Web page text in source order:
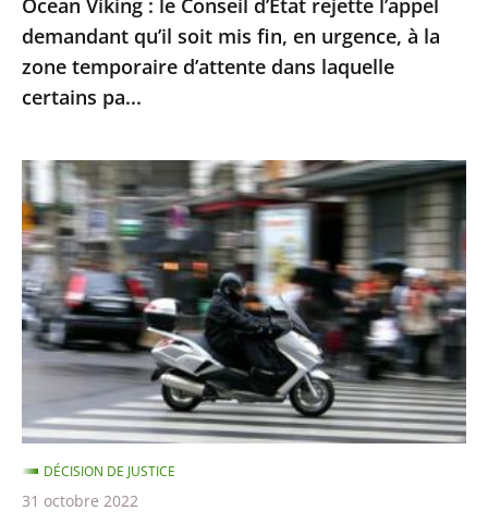
en
urgence,
temporaire
d’attente
dans
laquelle
certains
pa...
Ocean Viking : le Conseil d’État rejette l’appel
demandant qu’il soit mis fin, en urgence, à la
zone temporaire d’attente dans laquelle
certains pa...
Le
contrôle
technique
des
«
deux-
roues
doit
être
mis
en
DÉCISION DE JUSTICE
31 octobre 2022